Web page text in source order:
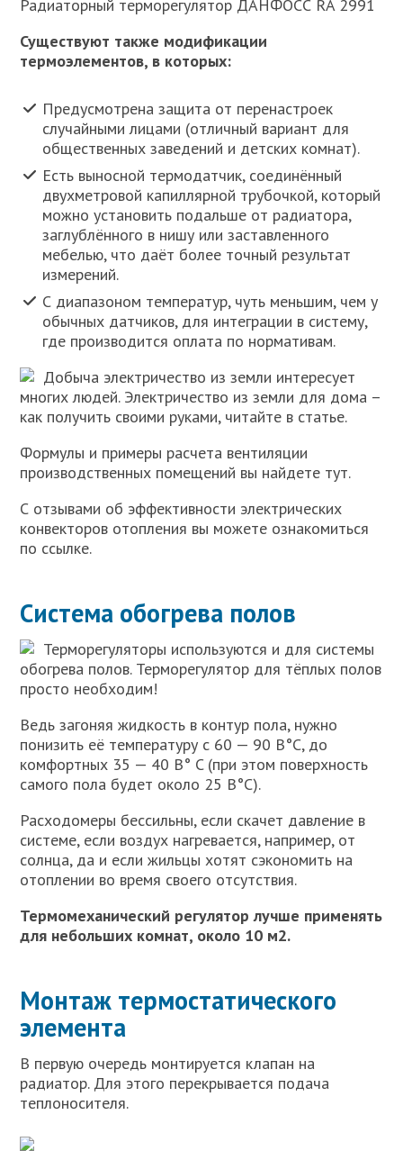
Радиаторный терморегулятор ДАНФОСС RA 2991
Существуют также модификации
термоэлементов, в которых:
Предусмотрена защита от перенастроек
случайными лицами (отличный вариант для
общественных заведений и детских комнат).
Есть выносной термодатчик, соединённый
двухметровой капиллярной трубочкой, который
можно установить подальше от радиатора,
заглублённого в нишу или заставленного
мебелью, что даёт более точный результат
измерений.
С диапазоном температур, чуть меньшим, чем у
обычных датчиков, для интеграции в систему,
где производится оплата по нормативам.
Добыча электричество из земли интересует
многих людей. Электричество из земли для дома –
как получить своими руками, читайте в статье.
Формулы и примеры расчета вентиляции
производственных помещений вы найдете тут.
С отзывами об эффективности электрических
конвекторов отопления вы можете ознакомиться
по ссылке.
Система обогрева полов
Терморегуляторы используются и для системы
обогрева полов. Терморегулятор для тёплых полов
просто необходим!
Ведь загоняя жидкость в контур пола, нужно
понизить её температуру с 60 — 90 В°C, до
комфортных 35 — 40 В° C (при этом поверхность
самого пола будет около 25 В°C).
Расходомеры бессильны, если скачет давление в
системе, если воздух нагревается, например, от
солнца, да и если жильцы хотят сэкономить на
отоплении во время своего отсутствия.
Термомеханический регулятор лучше применять
для небольших комнат, около 10 м2.
Монтаж термостатического
элемента
В первую очередь монтируется клапан на
радиатор. Для этого перекрывается подача
теплоносителя.